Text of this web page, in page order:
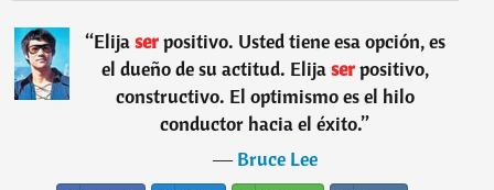
“Elijaserpositivo. Usted tiene esa opción, es
el dueño de su actitud. Elijaserpositivo,
constructivo. El optimismo es el hilo
conductor hacia el éxito.”
―Bruce Lee